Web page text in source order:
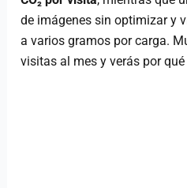
de imágenes sin optimizar y
a varios gramos por carga.
visitas al mes y verás por